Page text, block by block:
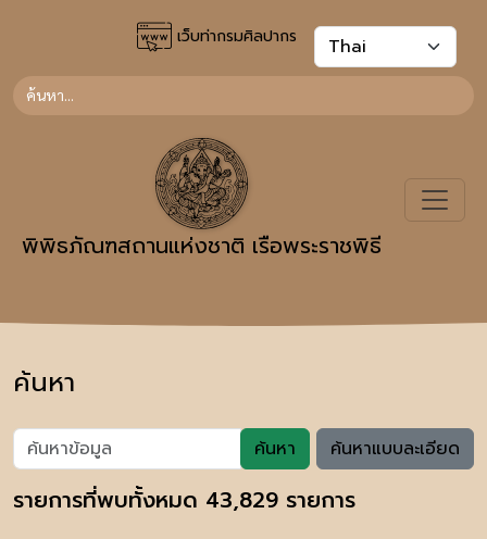
เว็บท่ากรมศิลปากร
พิพิธภัณฑสถานแห่งชาติ เรือพระราชพิธี
ค้นหา
ค้นหา ค้นหาแบบละเอียด
รายการที่พบทั้งหมด 43,829 รายการ